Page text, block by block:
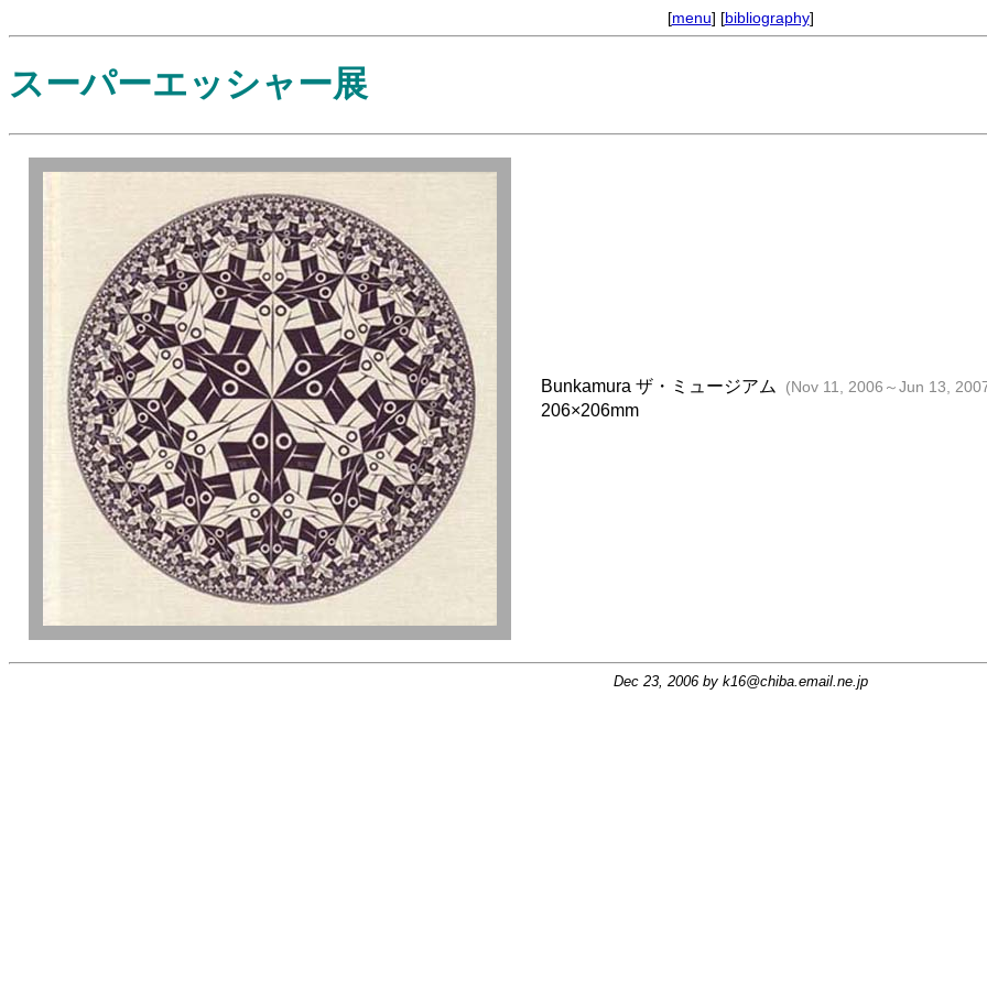
[menu] [bibliography]
スーパーエッシャー展
Bunkamura ザ・ミュージアム (Nov 11, 2006～Jun 13,
206×206mm
Dec 23, 2006 by k16@chiba.email.ne.jp